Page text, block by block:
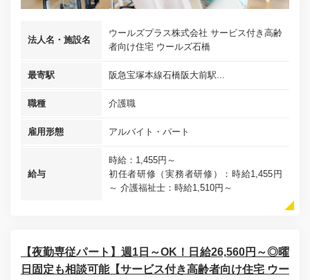
法人名・施設名
ウールズプラス株式会社 サービス付き高齢
者向け住宅 ウールズ石橋
最寄駅 阪急宝塚本線石橋阪大前駅...
職種 介護職
雇用形態 アルバイト・パート
給与
時給：1,455円～
初任者研修（実務者研修）：時給1,455円
～ 介護福祉士：時給1,510円～
【夜勤専従パート】週1日～OK！日給26,560円～◎曜
日固定も相談可能【サービス付き高齢者向け住宅 ウー